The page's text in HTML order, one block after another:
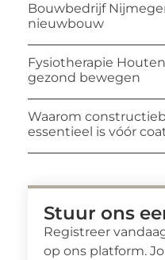
Bouwbedrijf
nieuwbouw
Fysiotherapie
gezond bewegen
Waarom
essentieel is vóór
Stuur ons
Registreer
op ons platform.